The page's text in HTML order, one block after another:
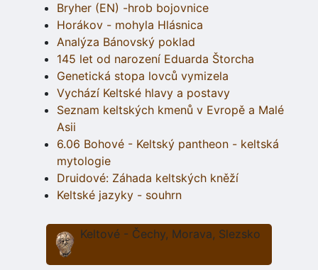
Bryher (EN) -hrob bojovnice
Horákov - mohyla Hlásnica
Analýza Bánovský poklad
145 let od narození Eduarda Štorcha
Genetická stopa lovců vymizela
Vychází Keltské hlavy a postavy
Seznam keltských kmenů v Evropě a Malé
Asii
6.06 Bohové - Keltský pantheon - keltská
mytologie
Druidové: Záhada keltských kněží
Keltské jazyky - souhrn
Keltové - Čechy, Morava, Slezsko